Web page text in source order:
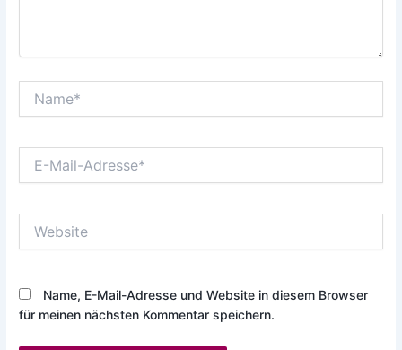
Mail-
Name, E-Mail-Adresse und Website in diesem Browser
für meinen nächsten Kommentar speichern.